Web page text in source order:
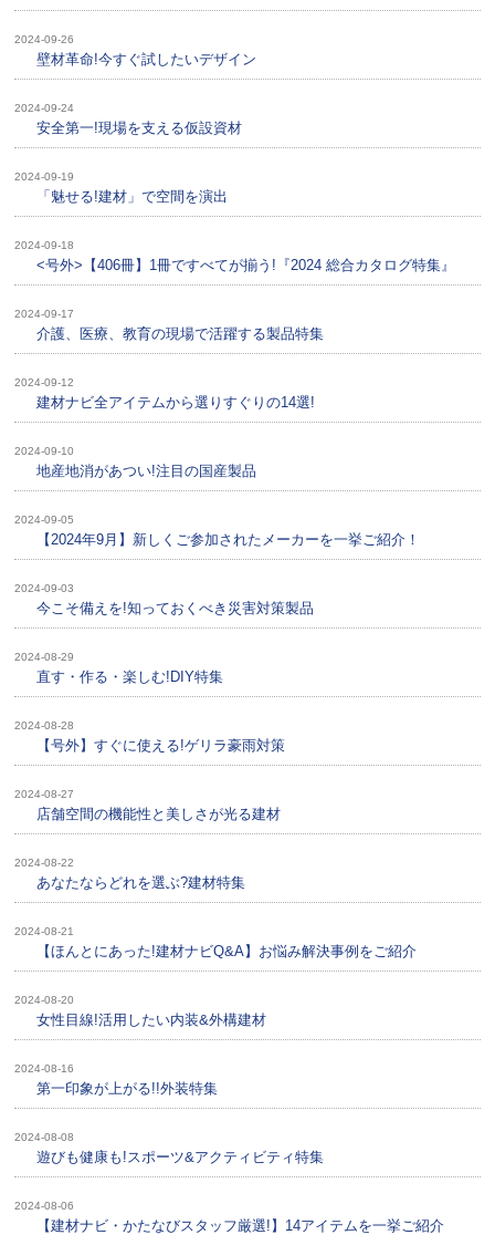
2024-09-26
壁材革命!今すぐ試したいデザイン
2024-09-24
安全第一!現場を支える仮設資材
2024-09-19
「魅せる!建材」で空間を演出
2024-09-18
<号外>【406冊】1冊ですべてが揃う!『2024 総合カタログ特集』
2024-09-17
介護、医療、教育の現場で活躍する製品特集
2024-09-12
建材ナビ全アイテムから選りすぐりの14選!
2024-09-10
地産地消があつい!注目の国産製品
2024-09-05
【2024年9月】新しくご参加されたメーカーを一挙ご紹介！
2024-09-03
今こそ備えを!知っておくべき災害対策製品
2024-08-29
直す・作る・楽しむ!DIY特集
2024-08-28
【号外】すぐに使える!ゲリラ豪雨対策
2024-08-27
店舗空間の機能性と美しさが光る建材
2024-08-22
あなたならどれを選ぶ?建材特集
2024-08-21
【ほんとにあった!建材ナビQ&A】お悩み解決事例をご紹介
2024-08-20
女性目線!活用したい内装&外構建材
2024-08-16
第一印象が上がる!!外装特集
2024-08-08
遊びも健康も!スポーツ&アクティビティ特集
2024-08-06
【建材ナビ・かたなびスタッフ厳選!】14アイテムを一挙ご紹介